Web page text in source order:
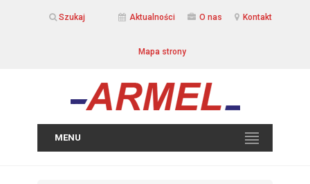
Szukaj Aktualności O nas Kontakt
Mapa strony
MENU